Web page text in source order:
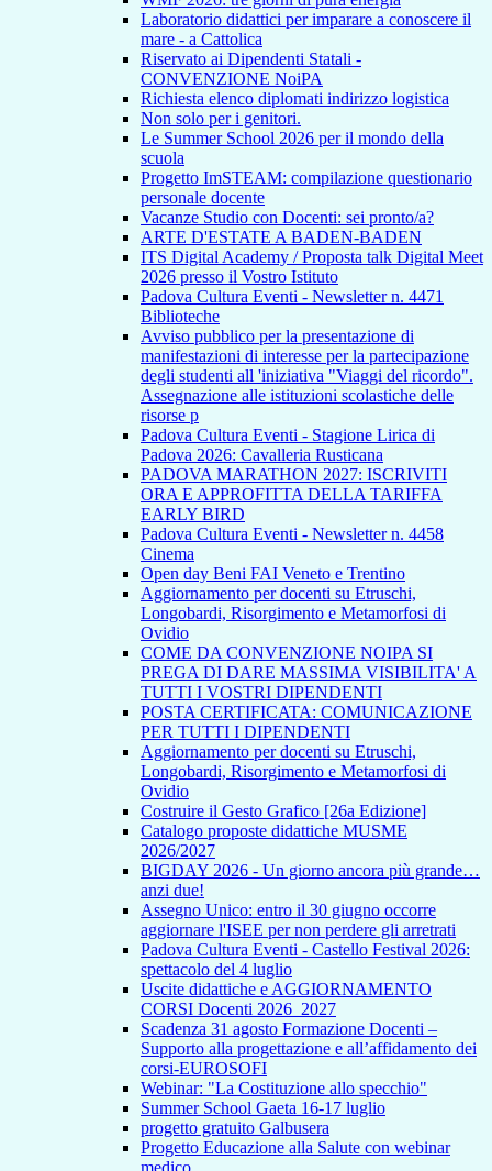
Laboratorio didattici per imparare a conoscere il
mare - a Cattolica
Riservato ai Dipendenti Statali -
CONVENZIONE NoiPA
Richiesta elenco diplomati indirizzo logistica
Non solo per i genitori.
Le Summer School 2026 per il mondo della
scuola
Progetto ImSTEAM: compilazione questionario
personale docente
Vacanze Studio con Docenti: sei pronto/a?
ARTE D'ESTATE A BADEN-BADEN
ITS Digital Academy / Proposta talk Digital Meet
2026 presso il Vostro Istituto
Padova Cultura Eventi - Newsletter n. 4471
Biblioteche
Avviso pubblico per la presentazione di
manifestazioni di interesse per la partecipazione
degli studenti all 'iniziativa "Viaggi del ricordo".
Assegnazione alle istituzioni scolastiche delle
risorse p
Padova Cultura Eventi - Stagione Lirica di
Padova 2026: Cavalleria Rusticana
PADOVA MARATHON 2027: ISCRIVITI
ORA E APPROFITTA DELLA TARIFFA
EARLY BIRD
Padova Cultura Eventi - Newsletter n. 4458
Cinema
Open day Beni FAI Veneto e Trentino
Aggiornamento per docenti su Etruschi,
Longobardi, Risorgimento e Metamorfosi di
Ovidio
COME DA CONVENZIONE NOIPA SI
PREGA DI DARE MASSIMA VISIBILITA' A
TUTTI I VOSTRI DIPENDENTI
POSTA CERTIFICATA: COMUNICAZIONE
PER TUTTI I DIPENDENTI
Aggiornamento per docenti su Etruschi,
Longobardi, Risorgimento e Metamorfosi di
Ovidio
Costruire il Gesto Grafico [26a Edizione]
Catalogo proposte didattiche MUSME
2026/2027
BIGDAY 2026 - Un giorno ancora più grande…
anzi due!
Assegno Unico: entro il 30 giugno occorre
aggiornare l'ISEE per non perdere gli arretrati
Padova Cultura Eventi - Castello Festival 2026:
spettacolo del 4 luglio
Uscite didattiche e AGGIORNAMENTO
CORSI Docenti 2026_2027
Scadenza 31 agosto Formazione Docenti –
Supporto alla progettazione e all’affidamento dei
corsi-EUROSOFI
Webinar: "La Costituzione allo specchio"
Summer School Gaeta 16-17 luglio
progetto gratuito Galbusera
Progetto Educazione alla Salute con webinar